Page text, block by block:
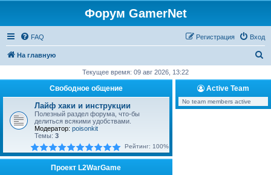
Форум GamerNet
FAQ Вход
Регистрация
На главную
с
Текущее время: 09 авг 2026, 13:22
Свободное общение
Лайф хаки и инструкции
Полезный раздел форума, что-бы
делиться всякими удобствами.
Модератор: poisonkit
Темы: 3
Рейтинг: 100%
Проект L2WarGame
Active Team
No team members active